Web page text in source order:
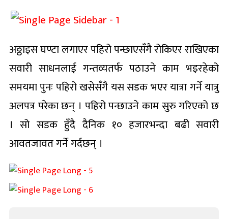
अठ्ठाइस घण्टा लगाएर पहिरो पन्छाएसँगै रोकिएर राखिएका
सवारी साधनलाई गन्तव्यतर्फ पठाउने काम भइरहेको
समयमा पुनः पहिरो खसेसँगै यस सडक भएर यात्रा गर्ने यात्रु
अलपत्र परेका छन् । पहिरो पन्छाउने काम सुरु गरिएको छ
। सो सडक हुँदै दैनिक १० हजारभन्दा बढी सवारी
आवतजावत गर्ने गर्दछन् ।